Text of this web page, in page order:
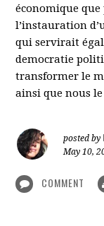
économique
l’instauration
qui servirait
democratie
transformer le
ainsi que nous
posted by
May 10,
COMMENT